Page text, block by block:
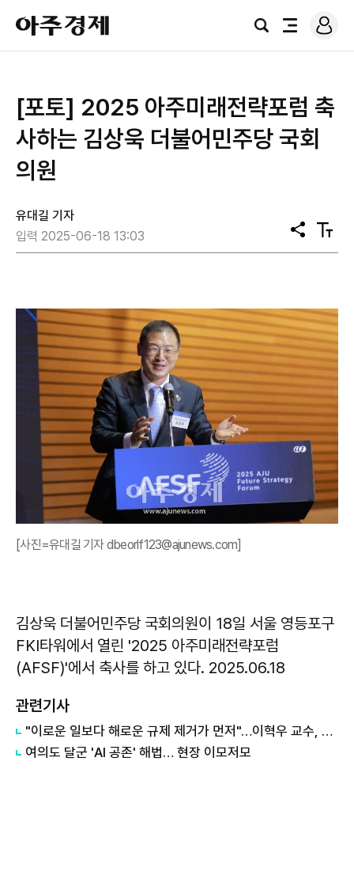
아
주
경
검
전
로
그
[포토] 2025 아주미래전략포럼 축
사하는 ​​​​​​​김상욱 더불어민주당 국회
의원
유대길 기자
입력 2025-06-18 13:03
공
유
텍
스
[사진=유대길 기자 dbeorlf123@ajunews.com]
김상욱 더불어민주당 국회의원이 18일 서울 영등포구
FKI타워에서 열린 '2025 아주미래전략포럼
(AFSF)'에서 축사를 하고 있다. 2025.06.18
관련기사
"이로운 일보다 해로운 규제 제거가 먼저"…이혁우 교수, 규제개혁 강조 外
여의도 달군 'AI 공존' 해법… 현장 이모저모